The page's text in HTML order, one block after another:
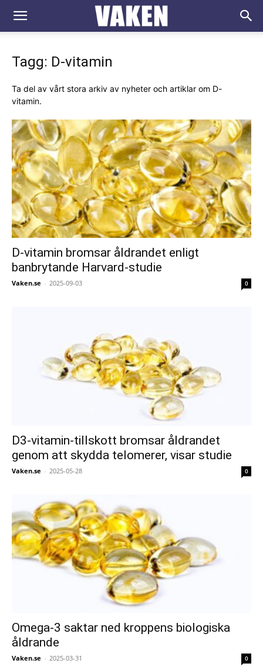
VAKEN.se
Tagg: D-vitamin
Ta del av vårt stora arkiv av nyheter och artiklar om D-
vitamin.
D-vitamin bromsar åldrandet enligt
banbrytande Harvard-studie
Vaken.se - 2025-09-03 0
D3-vitamin-tillskott bromsar åldrandet
genom att skydda telomerer, visar studie
Vaken.se - 2025-05-28 0
Omega-3 saktar ned kroppens biologiska
åldrande
Vaken.se - 2025-03-31 0